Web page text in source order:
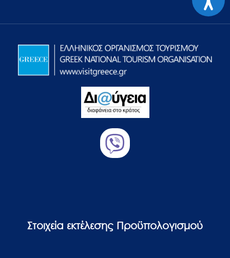
Στοιχεία εκτέλεσης Προϋπολογισμού